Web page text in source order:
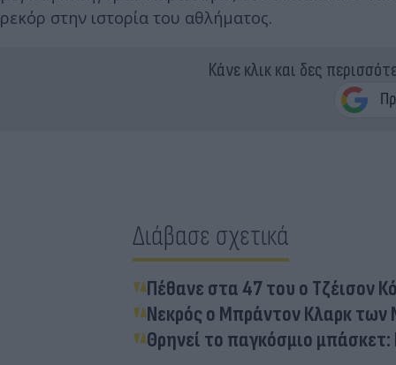
ρεκόρ στην ιστορία του αθλήματος.
Κάνε κλικ και δες
Διάβασε σχετικά
Πέθανε στα 47 του ο Τζέισον
Νεκρός ο Μπράντον Κλαρκ των
Θρηνεί το παγκόσμιο μπάσκετ: